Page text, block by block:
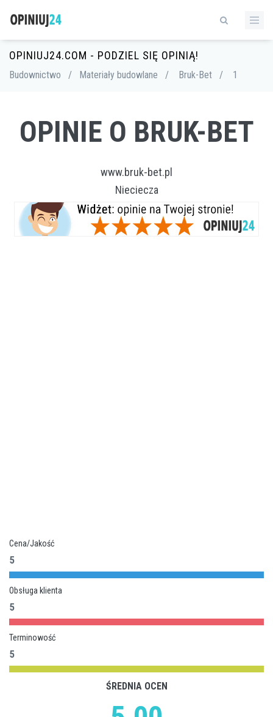
OPINIUJ24.COM - PODZIEL SIĘ OPINIĄ!
Budownictwo / Materiały budowlane / Bruk-Bet / 1
OPINIE O BRUK-BET
www.bruk-bet.pl
Nieciecza
Cena/Jakość
5
Obsługa klienta
5
Terminowość
5
ŚREDNIA OCEN